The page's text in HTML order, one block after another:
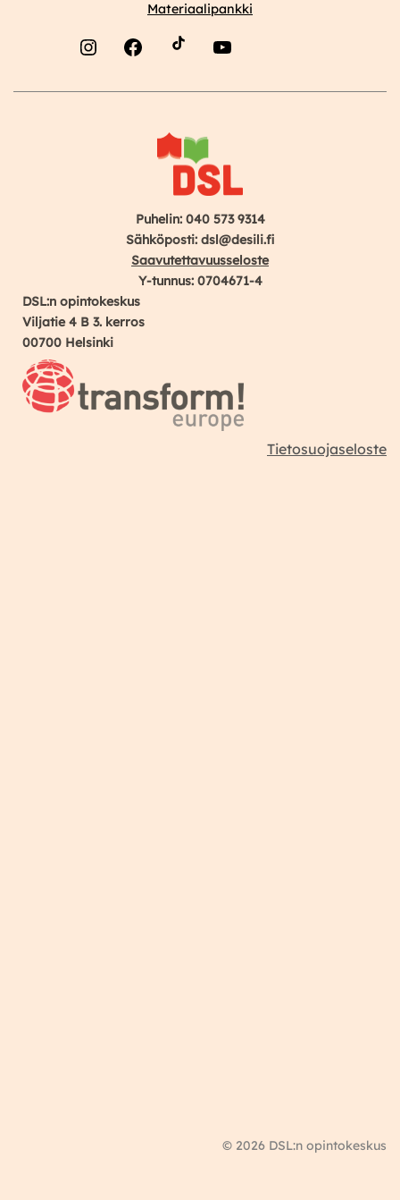
Materiaalipankki
Puhelin: 040 573 9314
Sähköposti: dsl@desili.fi
Saavutettavuusseloste
Y-tunnus: 0704671-4
DSL:n opintokeskus
Viljatie 4 B 3. kerros
00700 Helsinki
© 2026 DSL:n opintokeskus
Tietosuojaseloste